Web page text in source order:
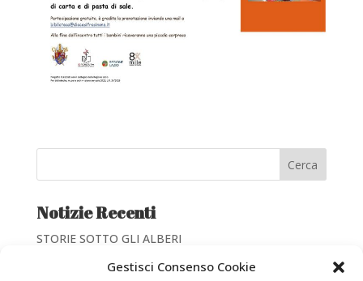
Gestisci Consenso Cookie
Cerca
Notizie Recenti
STORIE SOTTO GLI ALBERI
Giornate di valorizzazione dei Beni Culturali